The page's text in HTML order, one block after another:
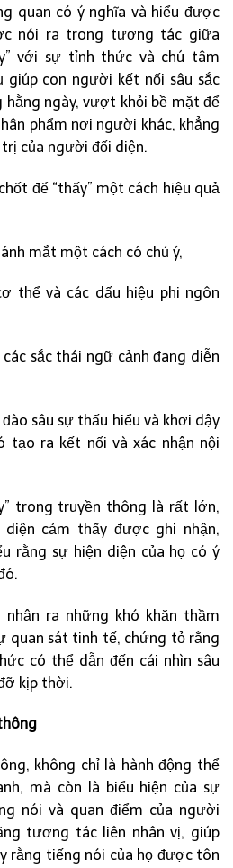
quan có ý nghĩa và hiểu được
nói ra trong tương tác giữa
với sự tỉnh thức và chú tâm
giúp con người kết nối sâu sắc
ngày, vượt khỏi bề mặt để
phẩm nơi người khác, khẳng
của người đối diện.
để “thấy” một cách hiệu quả
mắt một cách có chủ ý,
thể và các dấu hiệu phi ngôn
sắc thái ngữ cảnh đang diễn
sâu sự thấu hiểu và khơi dậy
tạo ra kết nối và xác nhận nội
trong truyền thông là rất lớn,
cảm thấy được ghi nhận,
rằng sự hiện diện của họ có ý
ra những khó khăn thầm
quan sát tinh tế, chứng tỏ rằng
có thể dẫn đến cái nhìn sâu
kịp thời.
không chỉ là hành động thể
mà còn là biểu hiện của sự
nói và quan điểm của người
tương tác liên nhân vị, giúp
rằng tiếng nói của họ được tôn